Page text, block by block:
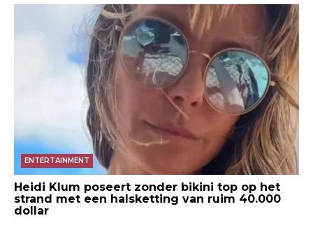
ENTERTAINMENT
Heidi Klum poseert zonder bikini top op het
strand met een halsketting van ruim 40.000
dollar